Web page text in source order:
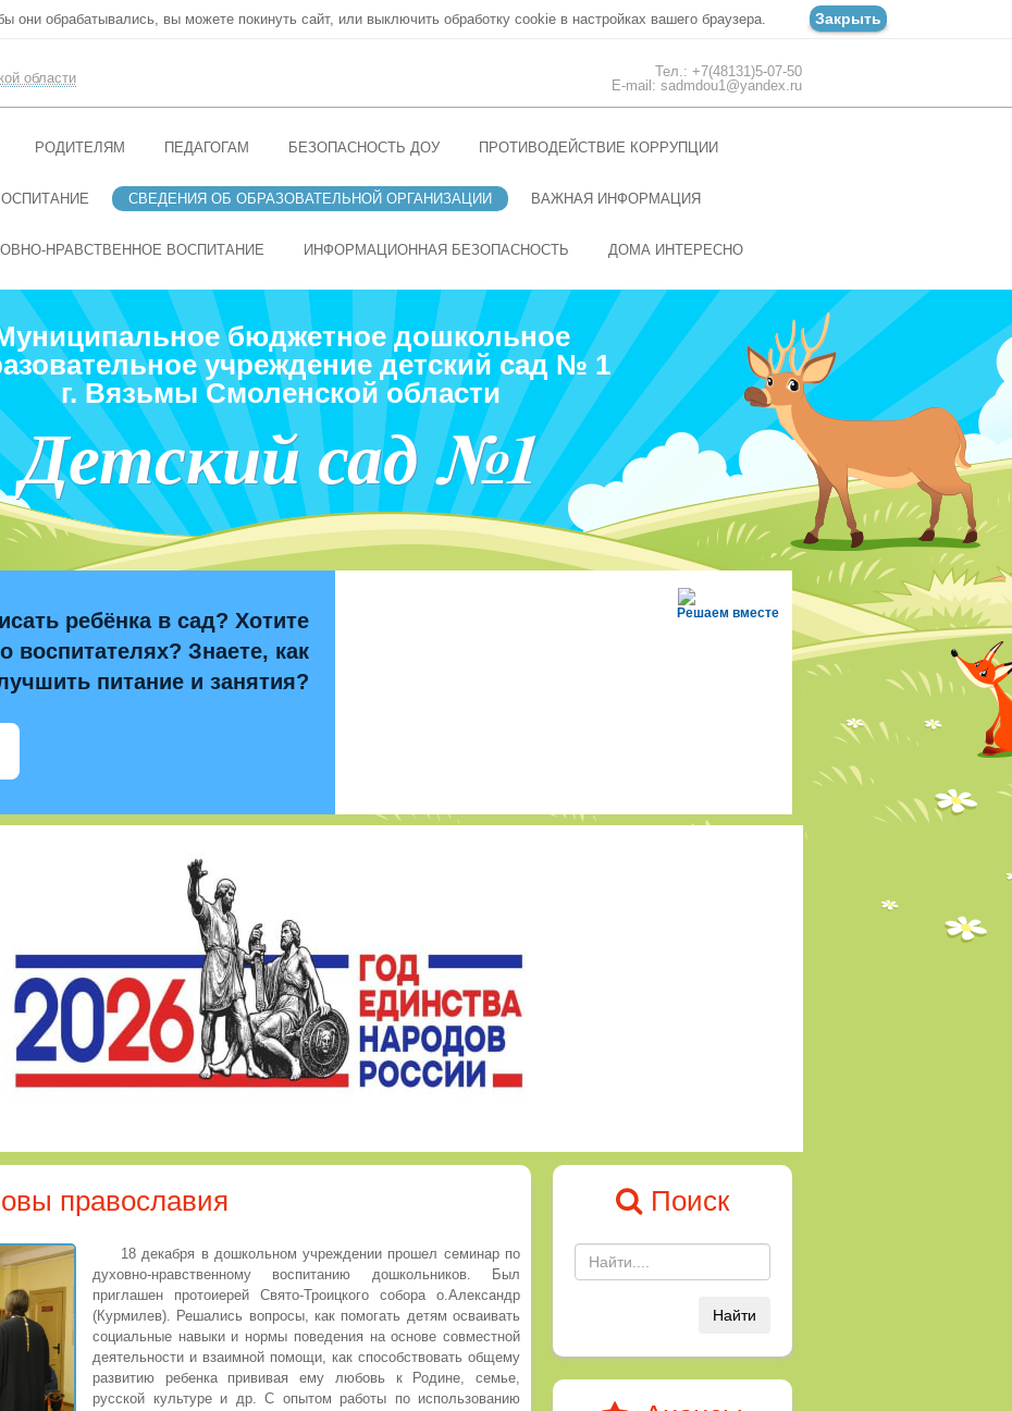
они обрабатывались, вы можете покинуть сайт, или выключить обработку cookie в настройках вашего браузера. Закрыть
области
Тел.: +7(48131)5-07-50
E-mail: sadmdou1@yandex.ru
РОДИТЕЛЯМ ПЕДАГОГАМ БЕЗОПАСНОСТЬ ДОУ ПРОТИВОДЕЙСТВИЕ КОРРУПЦИИ
СВЕДЕНИЯ ОБ ОБРАЗОВАТЕЛЬНОЙ ОРГАНИЗАЦИИ ВАЖНАЯ ИНФОРМАЦИЯ
НРАВСТВЕННОЕ ВОСПИТАНИЕ ИНФОРМАЦИОННАЯ БЕЗОПАСНОСТЬ ДОМА ИНТЕРЕСНО
бюджетное дошкольное
учреждение детский сад № 1
г. Вязьмы Смоленской области
Детский сад №1
Решаем вместе
ребёнка в сад? Хотите
воспитателях? Знаете, как
питание и занятия?
православия
18 декабря в дошкольном учреждении прошел семинар по
духовно-нравственному воспитанию дошкольников. Был
приглашен протоиерей Свято-Троицкого собора о.Александр
(Курмилев). Решались вопросы, как помогать детям осваивать
социальные навыки и нормы поведения на основе совместной
деятельности и взаимной помощи, как способствовать общему
развитию ребенка прививая ему любовь к Родине, семье,
русской культуре и др. С опытом работы по использованию
Поиск
Найти